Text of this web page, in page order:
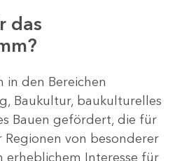
das
in den Bereichen
Baukultur, baukulturelles
Bauen gefördert, die für
von besonderer
erheblichem Interesse für